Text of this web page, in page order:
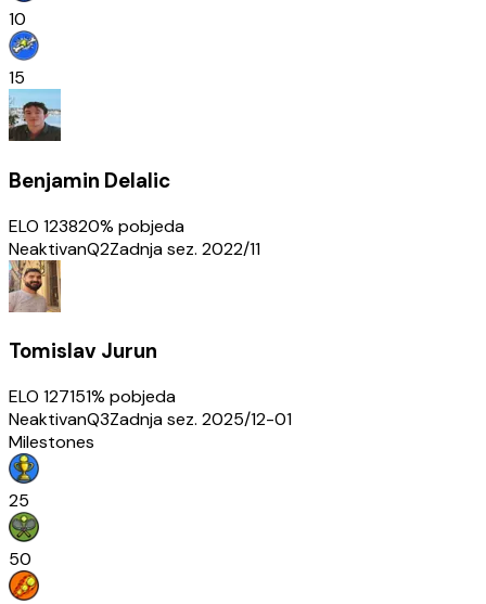
10
15
Benjamin Delalic
ELO 123820% pobjeda
NeaktivanQ2Zadnja sez. 2022/11
Tomislav Jurun
ELO 127151% pobjeda
NeaktivanQ3Zadnja sez. 2025/12-01
Milestones
25
50